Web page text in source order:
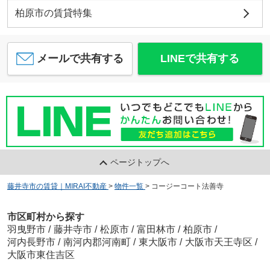
柏原市の賃貸特集
メールで共有する LINEで共有する
ページトップへ
藤井寺市の賃貸｜MIRAI不動産 > 物件一覧 > コージーコート法善寺
市区町村から探す
羽曳野市 / 藤井寺市 / 松原市 / 富田林市 / 柏原市 /
河内長野市 / 南河内郡河南町 / 東大阪市 / 大阪市天王寺区 /
大阪市東住吉区